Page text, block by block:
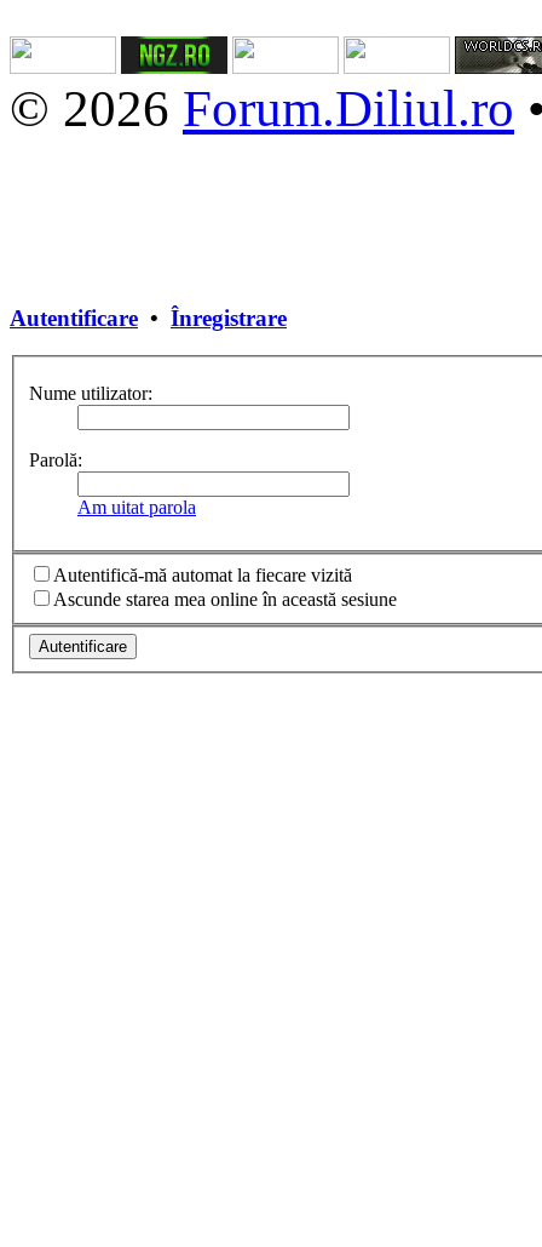
© 2026 Forum.Diliul.ro
Autentificare • Înregistrare
Nume utilizator:
Parolă:
Am uitat parola
Autentifică-mă automat la fiecare vizită
Ascunde starea mea online în această sesiune